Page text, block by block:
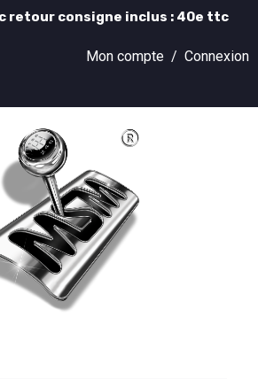
retour consigne inclus : 40e ttc
Mon compte / Connexion